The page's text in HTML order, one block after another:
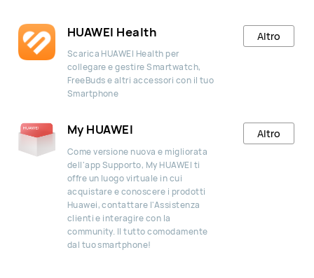
HUAWEI Health
Scarica HUAWEI Health per
collegare e gestire Smartwatch,
FreeBuds e altri accessori con il tuo
Smartphone
Altro
My HUAWEI
Come versione nuova e migliorata
dell'app Supporto, My HUAWEI ti
offre un luogo virtuale in cui
acquistare e conoscere i prodotti
Huawei, contattare l'Assistenza
clienti e interagire con la
community. Il tutto comodamente
dal tuo smartphone!
Altro